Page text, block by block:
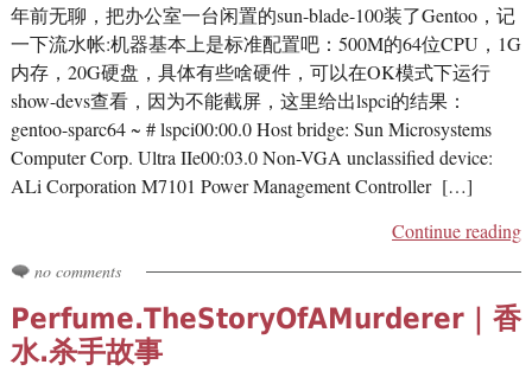
年前无聊，把办公室一台闲置的sun-blade-100装了Gentoo，记
一下流水帐:机器基本上是标准配置吧：500M的64位CPU，1G
内存，20G硬盘，具体有些啥硬件，可以在OK模式下运行
show-devs查看，因为不能截屏，这里给出lspci的结果：
gentoo-sparc64 ~ # lspci00:00.0 Host bridge: Sun Microsystems
Computer Corp. Ultra IIe00:03.0 Non-VGA unclassified device:
ALi Corporation M7101 Power Management Controller […]
Continue reading
no comments
Perfume.TheStoryOfAMurderer | 香
水.杀手故事